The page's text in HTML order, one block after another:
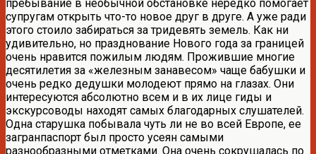
пребывание в необычной обстановке нередко помогает
супругам открыть что-то новое друг в друге. А уже ради
этого стоило забираться за тридевять земель. Как ни
удивительно, но празднование Нового года за границей
очень нравится пожилым людям. Прожившие многие
десятилетия за «железным занавесом» чаще бабушки и
очень редко дедушки молодеют прямо на глазах. Они
интересуются абсолютно всем и в их лице гиды и
экскурсоводы находят самых благодарных слушателей.
Одна старушка побывала чуть ли не во всей Европе, ее
загранпаспорт был просто усеян самыми
разнообразными отметками. Она очень сокрушалась по